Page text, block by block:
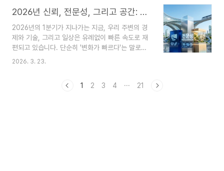
고 있습니다. 따라서 거시적인 국제 정세의 변화가
개인의 환..
한민국 산업 생태계 전반에서 태동하고 있는 거대한
(LLM), 자율주행 인프라, 원격 디지털 헬스케어—
을 중심으로 조망해 봅니다. 1. 핵심 트렌드 (The 3
Core Trends)TREND 01. 빅테크의 거대 언어모
델(LLM) 전쟁"단순한 대화를 넘어, 스스로 판단하
이 묻는 말에만 꼬박꼬박 대답하는 착한 비서..
2026년 신뢰, 전문성, 그리고 공간: 우리가 마주한 세 가지 거대한 흐름
2026년의 1분기가 지나가는 지금, 우리 주변의 경
제와 기술, 그리고 일상은 유례없이 빠른 속도로 재
편되고 있습니다. 단순히 '변화가 빠르다'는 말로는
부족한, 패러다임 자체가 바뀌는 변곡점에 서 있는
여다보고자 합니다. 1. 지경학적 신뢰의 시대: '프렌
2026. 3. 23.
1 2 3 4 ··· 21